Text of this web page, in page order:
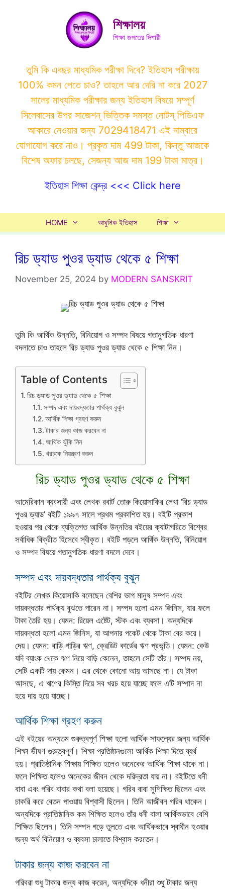
শিক্ষালয়
শিক্ষা জগতের দিশারী
তুমি কি এবছর মাধ্যমিক পরীক্ষা দিবে? ইতিহাস পরীক্ষায়
100% কমন পেতে চাও? তাহলে আর দেরি না করে 2027
সালের মাধ্যমিক পরীক্ষার জন্য ইতিহাস বিষয়ে সম্পূর্ণ
সিলেবাসের উপর সাজেশন্ ভিত্তিক সমস্ত নোটস্ পিডিএফ
আকারে নেওয়ার জন্য 7029418471 এই নাম্বারে
যোগাযোগ করে নাও। প্রকৃত দাম 499 টাকা, কিন্তু আজকে
বিশেষ অফার চলছে, সেজন্য আজ দাম 199 টাকা মাত্র।
ইতিহাস শিক্ষা কেন্দ্র <<< Click here
HOME আধুনিক ইতিহাস শিক্ষা
রিচ ড্যাড পুওর ড্যাড থেকে ৫ শিক্ষা
November 25, 2024 by MODERN SANSKRIT
তুমি কি আর্থিক উন্নতি, বিনিয়োগ ও সম্পদ বিষয়ে গতানুগতিক ধারণা
বদলাতে চাও তাহলে রিচ ড্যাড পুওর ড্যাড থেকে ৫ শিক্ষা নিন।
Table of Contents
রিচ ড্যাড পুওর ড্যাড থেকে ৫ শিক্ষা
সম্পদ এবং দায়বদ্ধতার পার্থক্য বুঝুন
আর্থিক শিক্ষা গ্রহণ করুন
টাকার জন্য কাজ করবেন না
আর্থিক ঝুঁকি নিন
খরচকে নিয়ন্ত্রণ করুন
রিচ ড্যাড পুওর ড্যাড থেকে ৫ শিক্ষা
আমেরিকান ব্যবসায়ী এবং লেখক রবার্ট তোরু কিয়োসাকির লেখা ‘রিচ ড্যাড
পুওর ড্যাড’ বইটি ১৯৯৭ সালে প্রথম প্রকাশিত হয়। বইটি প্রকাশ
হওয়ার পর থেকে ব্যক্তিগত আর্থিক উন্নতির বইয়ের ক্যাটাগরিতে বিশ্বের
সর্বাধিক বিক্রীত হিসেবে স্বীকৃত। বইটি পড়লে আর্থিক উন্নতি, বিনিয়োগ
ও সম্পদ বিষয়ে গতানুগতিক ধারণা বদলে দেবে।
সম্পদ এবং দায়বদ্ধতার পার্থক্য বুঝুন
বইটির লেখক কিয়োসাকি বলেছেন বেশির ভাগ মানুষ সম্পদ এবং
দায়বদ্ধতার পার্থক্য বুঝতে পারেন না। সম্পদ হলো এমন জিনিস, যার ফলে
টাকা তৈরি হয়। যেমন: রিয়েল এষ্টেট, স্টক এবং ব্যবসা। অন্যদিকে
দায়বদ্ধতা হলো এমন জিনিস, যা আপনার পকেট থেকে টাকা বের করে।
দেয়। যেমন: বাড়ি গাড়ির ঋণ, ক্রেডিট কার্ডের ঋণ প্রভৃতি। যেমন: কেউ
যদি ব্যাংক থেকে ঋণ নিয়ে বাড়ি কেনেন, তাহলে সেটি তাঁর। সম্পদ নয়,
সেটি একটি দায় কেমন। এর থেকে কোনো আয় আসছে না। যে টাকা
আসছে, এ ঋণের কিস্তি দিয়ে সব খরচ হয়ে যাচ্ছে ফলে এটি সম্পাদ না
হয়ে দায় হয়ে যাচ্ছে।
আর্থিক শিক্ষা গ্রহণ করুন
এই বইয়ের অন্যতম গুরুত্বপূর্ণ শিক্ষা হলো আর্থিক সাফল্যের জন্য আর্থিক
শিক্ষা ভীষণ গুরুত্বপূর্ণ। শিক্ষা প্রতিষ্ঠানগুলো আর্থিক শিক্ষা দিতে ব্যর্থ
হয়। প্রাতিষ্ঠানিক শিক্ষায় শিক্ষিত হলেও অনেকের আর্থিক শিক্ষা থাকে না।
ফলে শিক্ষিত হলেও অনেকের জীবন থেকে দরিদ্রতা যায় না। বইটিতে ধনী
বাবা এবং গরিব বাবার কথা বলা হয়েছে। গরিব বাবা সুশিক্ষিত ছিলেন এবং
চাকরি করে বেতন পাওয়ায় বিশ্বাসী ছিলেন। তিনি আজীবন গরিব থাকেন।
অন্যদিকে প্রাতিষ্ঠানিক কম শিক্ষিত হলেও তাঁর ধনী বালা আর্থিকভাবে বেশি
শিক্ষিত ছিলেন। তিনি সম্পদ গড়ে তুলতে এবং আর্থিকভাবে স্বাধীন হওয়ার
জন্য অর্থ বিনিয়োগ ও ব্যবসা চালাতে বিশ্বাস করতেন।
টাকার জন্য কাজ করবেন না
গরিবরা শুধু টাকার জন্য কাজ করেন, অন্যদিকে ধনীরা শুধু টাকার জন্য